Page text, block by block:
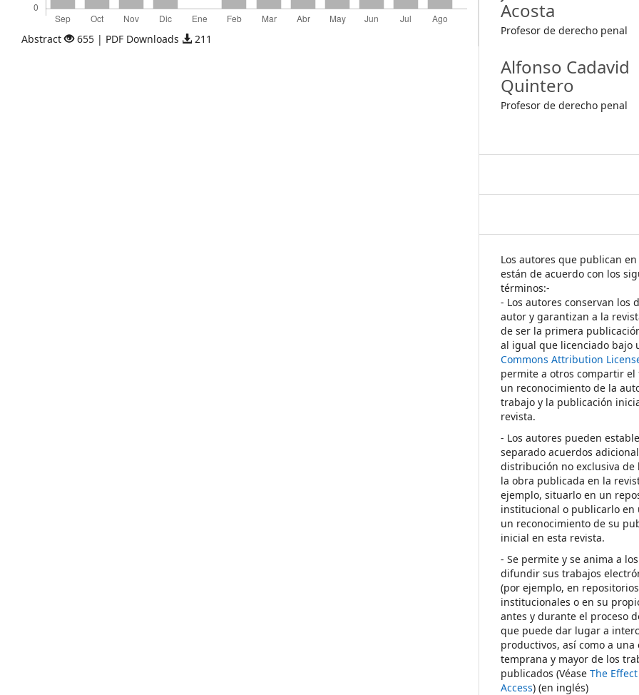
Abstract 655 | PDF Downloads 211
Acosta
Profesor de derecho penal
Alfonso Cadavid
Quintero
Profesor de derecho penal
Los autores que publican
están de acuerdo con los
términos:-
- Los autores conservan los
autor y garantizan a la
de ser la primera
al igual que licenciado bajo
Commons Attribution
permite a otros compartir el
un reconocimiento de la
trabajo y la publicación
revista.
- Los autores pueden
separado acuerdos
distribución no exclusiva de
la obra publicada en la
ejemplo, situarlo en un
institucional o publicarlo en
un reconocimiento de su
inicial en esta revista.
- Se permite y se anima a
difundir sus trabajos
(por ejemplo, en repositorios
institucionales o en su
antes y durante el proceso
que puede dar lugar a
productivos, así como a una
temprana y mayor de los
publicados (VéaseThe
Access) (en inglés)